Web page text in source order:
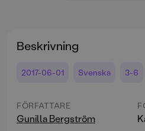
Beskrivning
2017-06-01 Svenska 3-6
FÖRFATTARE
Gunilla Bergström